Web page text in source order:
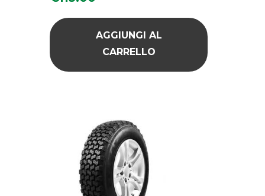
AGGIUNGI AL
CARRELLO